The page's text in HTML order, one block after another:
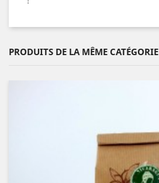
PRODUITS DE LA MÊME CATÉGORIE